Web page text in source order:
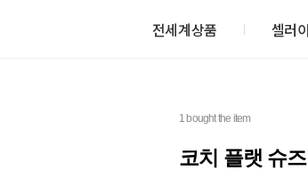
전세계상품 셀러
1 bought the item
코치 플랫 슈